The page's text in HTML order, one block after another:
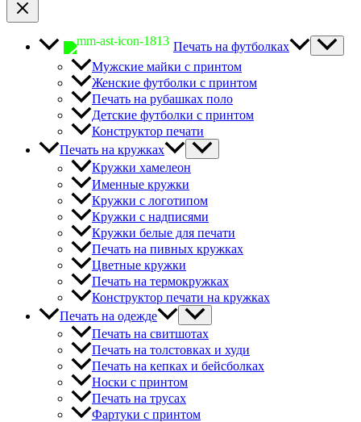
Печать на футболках
Мужские майки с принтом
Женские футболки с принтом
Печать на рубашках поло
Детские футболки с принтом
Конструктор печати
Печать на кружках
Кружки хамелеон
Именные кружки
Кружки с логотипом
Кружки с надписями
Кружки белые для печати
Печать на пивных кружках
Цветные кружки
Печать на термокружках
Конструктор печати на кружках
Печать на одежде
Печать на свитшотах
Печать на толстовках и худи
Печать на кепках и бейсболках
Носки с принтом
Печать на трусах
Фартуки с принтом